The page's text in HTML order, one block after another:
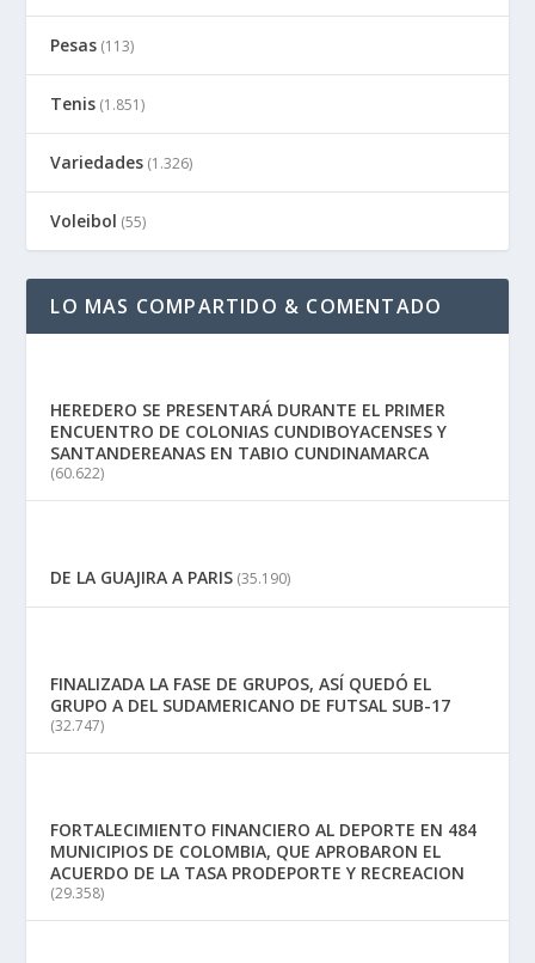
Pesas (113)
Tenis (1.851)
Variedades (1.326)
Voleibol (55)
LO MAS COMPARTIDO & COMENTADO
HEREDERO SE PRESENTARÁ DURANTE EL PRIMER
ENCUENTRO DE COLONIAS CUNDIBOYACENSES Y
SANTANDEREANAS EN TABIO CUNDINAMARCA
(60.622)
DE LA GUAJIRA A PARIS (35.190)
FINALIZADA LA FASE DE GRUPOS, ASÍ QUEDÓ EL
GRUPO A DEL SUDAMERICANO DE FUTSAL SUB-17
(32.747)
FORTALECIMIENTO FINANCIERO AL DEPORTE EN 484
MUNICIPIOS DE COLOMBIA, QUE APROBARON EL
ACUERDO DE LA TASA PRODEPORTE Y RECREACION
(29.358)